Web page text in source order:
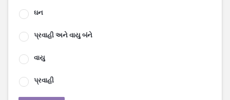
ઘન
પ્રવાહી અને વાયુ બંને
વાયુ
પ્રવાહી